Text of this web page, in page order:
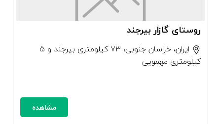
روستای گازار بیرجند
ایران، خراسان جنوبی، ۷۳ كیلومتری بیرجند و ۵
كیلومتری مهمویی
مشاهده